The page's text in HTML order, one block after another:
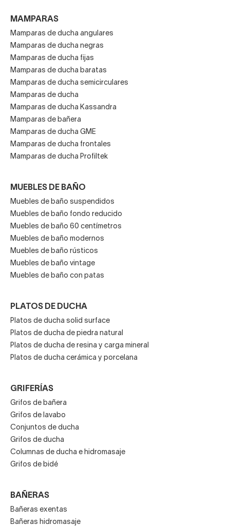
MAMPARAS
Mamparas de ducha angulares
Mamparas de ducha negras
Mamparas de ducha fijas
Mamparas de ducha baratas
Mamparas de ducha semicirculares
Mamparas de ducha
Mamparas de ducha Kassandra
Mamparas de bañera
Mamparas de ducha GME
Mamparas de ducha frontales
Mamparas de ducha Profiltek
MUEBLES DE BAÑO
Muebles de baño suspendidos
Muebles de baño fondo reducido
Muebles de baño 60 centímetros
Muebles de baño modernos
Muebles de baño rústicos
Muebles de baño vintage
Muebles de baño con patas
PLATOS DE DUCHA
Platos de ducha solid surface
Platos de ducha de piedra natural
Platos de ducha de resina y carga mineral
Platos de ducha cerámica y porcelana
GRIFERÍAS
Grifos de bañera
Grifos de lavabo
Conjuntos de ducha
Grifos de ducha
Columnas de ducha e hidromasaje
Grifos de bidé
BAÑERAS
Bañeras exentas
Bañeras hidromasaje